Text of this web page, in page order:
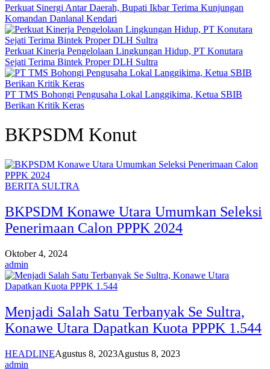
Perkuat Sinergi Antar Daerah, Bupati Ikbar Terima Kunjungan
Komandan Danlanal Kendari
Perkuat Kinerja Pengelolaan Lingkungan Hidup, PT Konutara
Sejati Terima Bintek Proper DLH Sultra
PT TMS Bohongi Pengusaha Lokal Langgikima, Ketua SBIB
Berikan Kritik Keras
BKPSDM Konut
BERITA SULTRA
BKPSDM Konawe Utara Umumkan Seleksi
Penerimaan Calon PPPK 2024
Oktober 4, 2024
admin
Menjadi Salah Satu Terbanyak Se Sultra,
Konawe Utara Dapatkan Kuota PPPK 1.544
HEADLINEAgustus 8, 2023Agustus 8, 2023
admin